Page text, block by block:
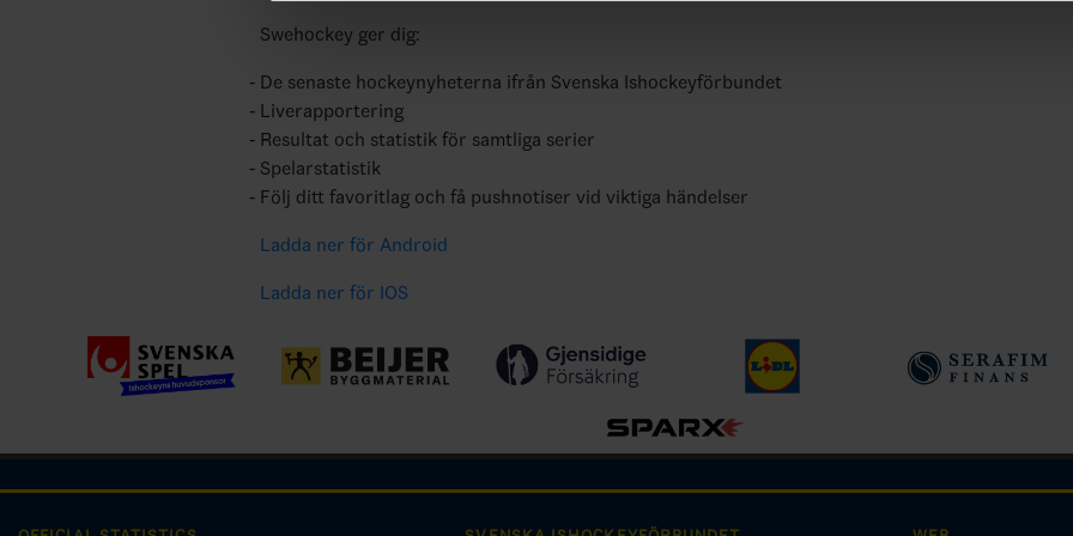
Swehockey ger dig:
De senaste hockeynyheterna ifrån Svenska Ishockeyförbundet
Liverapportering
Resultat och statistik för samtliga serier
Spelarstatistik
Följ ditt favoritlag och få pushnotiser vid viktiga händelser
Ladda ner för Android
Ladda ner för IOS